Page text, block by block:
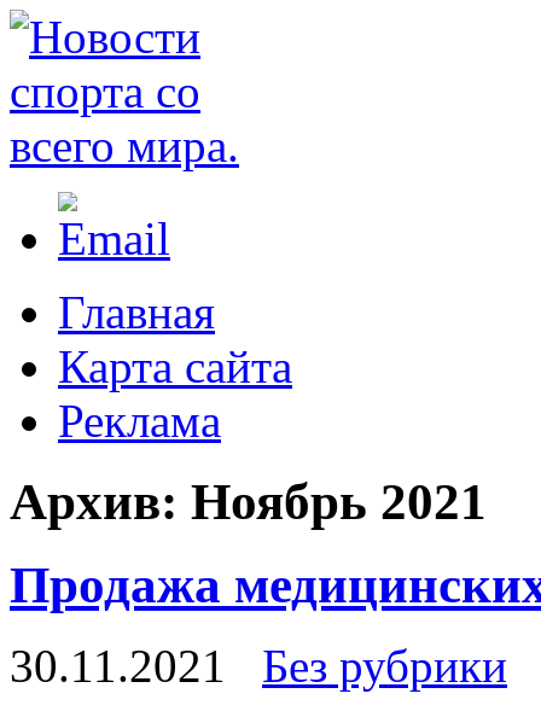
Главная
Карта сайта
Реклама
Архив: Ноябрь 2021
Продажа
30.11.2021
Без рубрики